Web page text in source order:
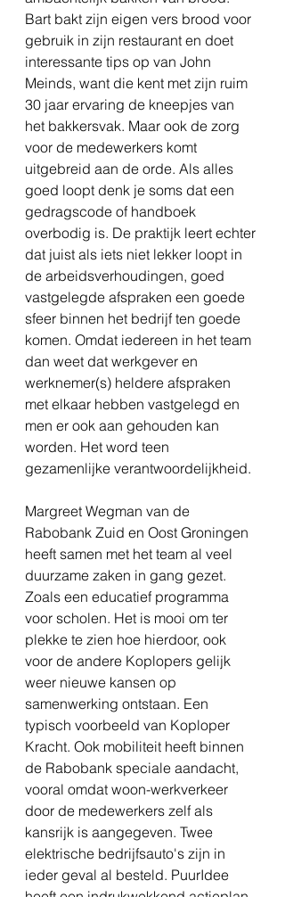
Bart bakt zijn eigen vers brood voor
gebruik in zijn restaurant en doet
interessante tips op van John
Meinds, want die kent met zijn ruim
30 jaar ervaring de kneepjes van
het bakkersvak. Maar ook de zorg
voor de medewerkers komt
uitgebreid aan de orde. Als alles
goed loopt denk je soms dat een
gedragscode of handboek
overbodig is. De praktijk leert echter
dat juist als iets niet lekker loopt in
de arbeidsverhoudingen, goed
vastgelegde afspraken een goede
sfeer binnen het bedrijf ten goede
komen. Omdat iedereen in het team
dan weet dat werkgever en
werknemer(s) heldere afspraken
met elkaar hebben vastgelegd en
men er ook aan gehouden kan
worden. Het word teen
gezamenlijke verantwoordelijkheid.
Margreet Wegman van de
Rabobank Zuid en Oost Groningen
heeft samen met het team al veel
duurzame zaken in gang gezet.
Zoals een educatief programma
voor scholen. Het is mooi om ter
plekke te zien hoe hierdoor, ook
voor de andere Koplopers gelijk
weer nieuwe kansen op
samenwerking ontstaan. Een
typisch voorbeeld van Koploper
Kracht. Ook mobiliteit heeft binnen
de Rabobank speciale aandacht,
vooral omdat woon-werkverkeer
door de medewerkers zelf als
kansrijk is aangegeven. Twee
elektrische bedrijfsauto's zijn in
ieder geval al besteld. PuurIdee